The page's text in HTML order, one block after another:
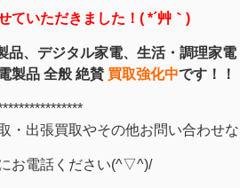
ていただきました！( *´艸｀)
品、デジタル家電、生活・調理家電
製品 全般 絶賛 買取強化中です！！
・出張買取やその他お問い合わせ
お電話ください(^▽^)/